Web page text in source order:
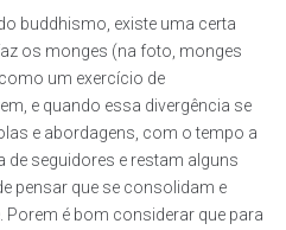
buddhismo, existe uma certa
os monges (na foto, monges
um exercício de
e quando essa divergência se
e abordagens, com o tempo a
seguidores e restam alguns
pensar que se consolidam e
Porem é bom considerar que para